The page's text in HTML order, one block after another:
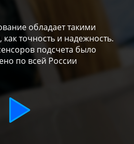
обладает такими
как точность и надежность.
подсчета было
по всей России